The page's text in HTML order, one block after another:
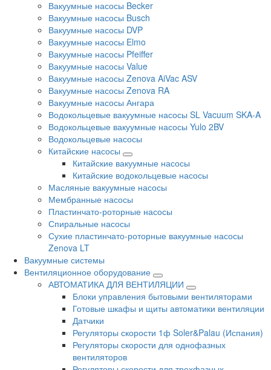
Вакуумные насосы Becker
Вакуумные насосы Busch
Вакуумные насосы DVP
Вакуумные насосы Elmo
Вакуумные насосы Pfeiffer
Вакуумные насосы Value
Вакуумные насосы Zenova AiVac ASV
Вакуумные насосы Zenova RA
Вакуумные насосы Ангара
Водокольцевые вакуумные насосы SL Vacuum SKA-A
Водокольцевые вакуумные насосы Yulo 2BV
Водокольцевые насосы
Китайские насосы
Китайские вакуумные насосы
Китайские водокольцевые насосы
Масляные вакуумные насосы
Мембранные насосы
Пластинчато-роторные насосы
Спиральные насосы
Сухие пластинчато-роторные вакуумные насосы
Zenova LT
Вакуумные системы
Вентиляционное оборудование
АВТОМАТИКА ДЛЯ ВЕНТИЛЯЦИИ
Блоки управления бытовыми вентиляторами
Готовые шкафы и щиты автоматики вентиляции
Датчики
Регуляторы скорости 1ф Soler&Palau (Испания)
Регуляторы скорости для однофазных
вентиляторов